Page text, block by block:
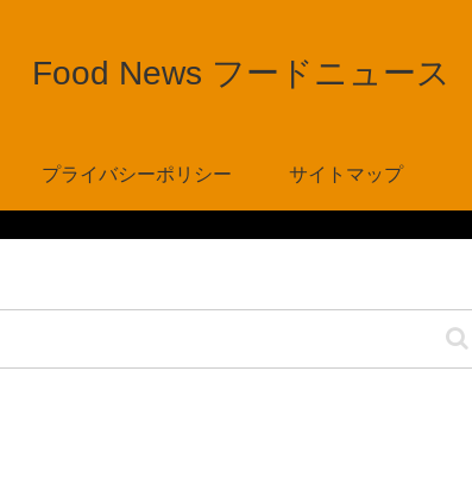
Food News フードニュース
プライバシーポリシー サイトマップ